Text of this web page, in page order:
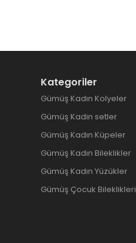
Kategoriler
Gümüş Kadın Kolyeler
Gümüş Kadin setler
Gümüş Kadın Küpeler
Gümüş Kadın Bileklikler
Gümüş Kadın Yüzükler
Gümüş Çocuk Bileklikleri